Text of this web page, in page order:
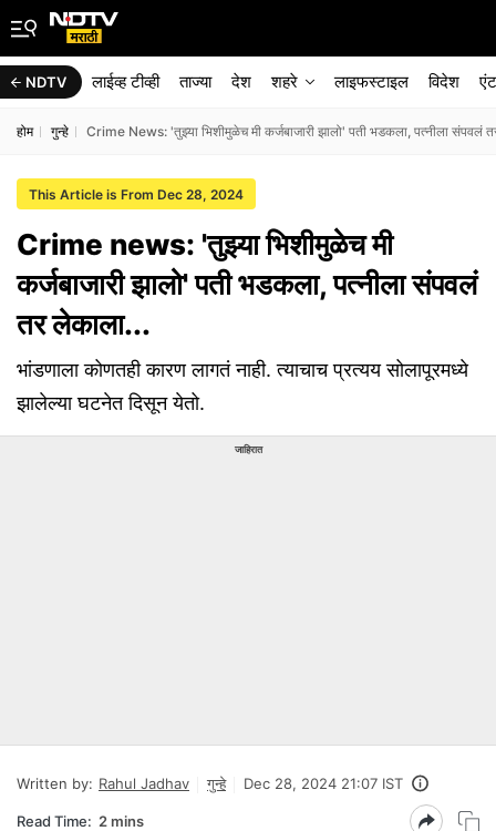
NDTV लाईव्ह टीव्ही ताज्या देश शहरे लाइफस्टाइल विदेश
होम गुन्हे Crime News: 'तुझ्या भिशीमुळेच मी कर्जबाजारी झालो' पती भडकला, पत्नीला संपवलं
This Article is From Dec 28, 2024
Crime news: 'तुझ्या भिशीमुळेच मी
कर्जबाजारी झालो' पती भडकला, पत्नीला संपवलं
तर लेकाला...
भांडणाला कोणतही कारण लागतं नाही. त्याचाच प्रत्यय सोलापूरमध्ये
झालेल्या घटनेत दिसून येतो.
जाहिरात
Written by: Rahul Jadhav गुन्हे Dec 28, 2024 21:07 IST
Read Time: 2 mins